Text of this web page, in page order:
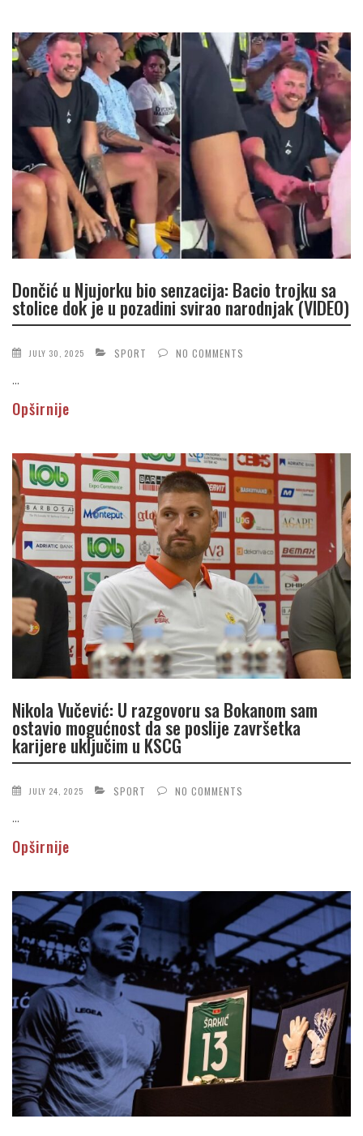
Dončić u Njujorku bio senzacija: Bacio trojku sa
stolice dok je u pozadini svirao narodnjak (VIDEO)
JULY 30, 2025 SPORT NO COMMENTS
...
Opširnije
Nikola Vučević: U razgovoru sa Bokanom sam
ostavio mogućnost da se poslije završetka
karijere uključim u KSCG
JULY 24, 2025 SPORT NO COMMENTS
...
Opširnije